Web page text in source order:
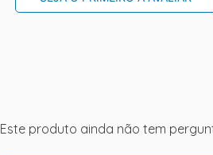
Este produto ainda não tem